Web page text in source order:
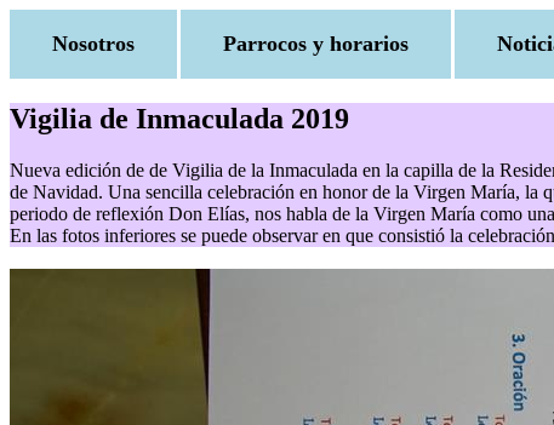
Nosotros Parrocos y horarios
Vigilia de Inmaculada 2019
Nueva edición de de Vigilia de la Inmaculada en la capilla de la
de Navidad. Una sencilla celebración en honor de la Virgen María, la
periodo de reflexión Don Elías, nos habla de la Virgen María como
En las fotos inferiores se puede observar en que consistió la